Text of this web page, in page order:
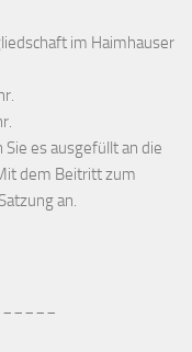
im Haimhauser
es ausgefüllt an die
dem Beitritt zum
an.